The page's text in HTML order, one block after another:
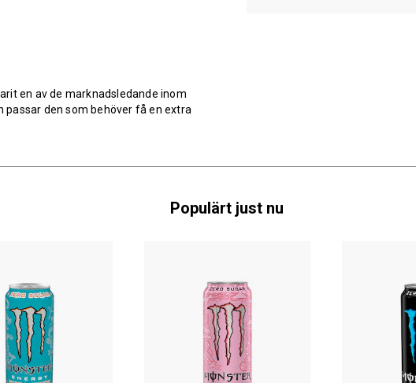
en av de marknadsledande inom
passar den som behöver få en extra
Populärt just nu